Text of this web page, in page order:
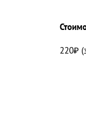
220₽